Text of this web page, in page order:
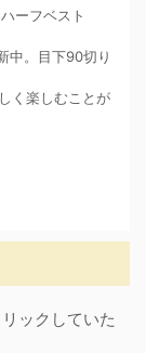
ーフベスト
中。目下90切り
く楽しむことが
ックしていた